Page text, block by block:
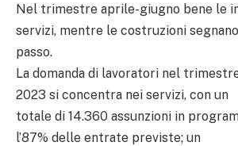
Nel trimestre aprile-giugno bene le
servizi, mentre le costruzioni
passo.
La domanda di lavoratori nel
2023 si concentra nei servizi, con un
totale di 14.360 assunzioni in
l’87% delle entrate previste; un